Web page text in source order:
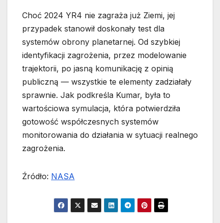
Choć 2024 YR4 nie zagraża już Ziemi, jej
przypadek stanowił doskonały test dla
systemów obrony planetarnej. Od szybkiej
identyfikacji zagrożenia, przez modelowanie
trajektorii, po jasną komunikację z opinią
publiczną — wszystkie te elementy zadziałały
sprawnie. Jak podkreśla Kumar, była to
wartościowa symulacja, która potwierdziła
gotowość współczesnych systemów
monitorowania do działania w sytuacji realnego
zagrożenia.
Źródło: NASA